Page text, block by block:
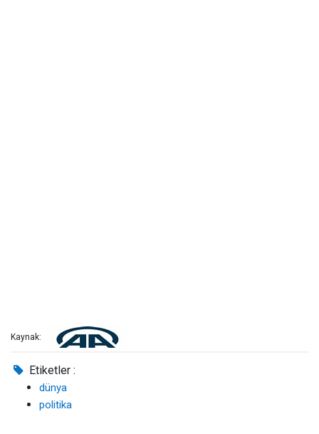
Kaynak:
Etiketler :
dünya
politika